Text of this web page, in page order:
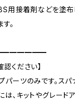
用接着剤などを塗布
。
ください】
ーツのみです。スパ
、キットやグレード